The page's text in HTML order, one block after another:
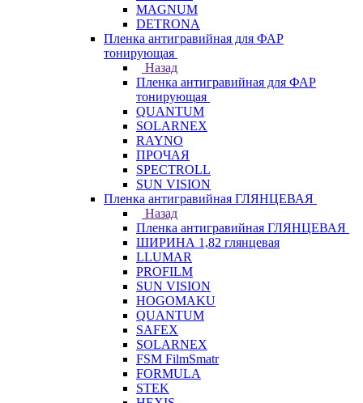
MAGNUM
DETRONA
Пленка антигравийная для ФАР
тонирующая
Назад
Пленка антигравийная для ФАР
тонирующая
QUANTUM
SOLARNEX
RAYNO
ПРОЧАЯ
SPECTROLL
SUN VISION
Пленка антигравийная ГЛЯНЦЕВАЯ
Назад
Пленка антигравийная ГЛЯНЦЕВАЯ
ШИРИНА 1,82 глянцевая
LLUMAR
PROFILM
SUN VISION
HOGOMAKU
QUANTUM
SAFEX
SOLARNEX
FSM FilmSmatr
FORMULA
STEK